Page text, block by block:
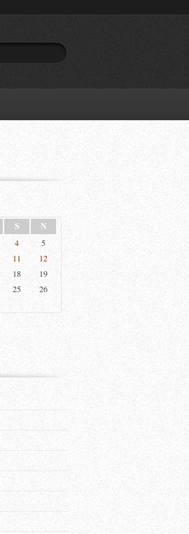
S N
4
5
11
12
18
19
25
26